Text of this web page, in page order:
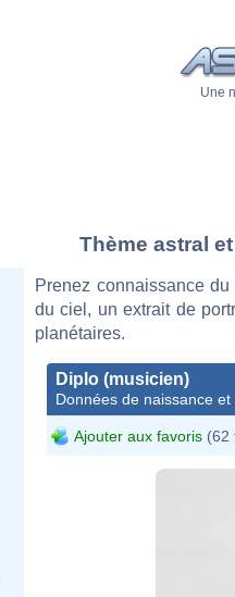
Une
Thème astral
Prenez connaissance
du ciel, un extrait de
planétaires.
Diplo (musicien)
Données de naissance
Ajouter aux favoris (62